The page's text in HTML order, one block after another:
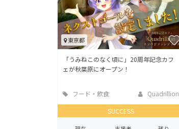
東京都
「うみねこのなく頃に」20周年記念カフ
ェが秋葉原にオープン！
フード・飲食
Quadrillion
SUCCESS